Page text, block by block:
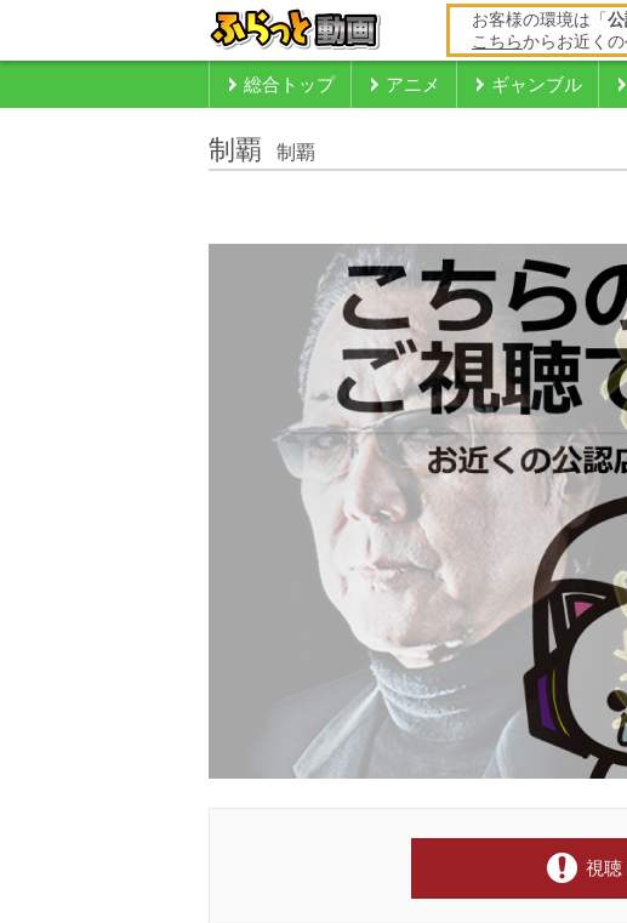
お客様の環境は「
こちらからお近くの
総合トップ アニメ ギャンブル
制覇 制覇
視聴